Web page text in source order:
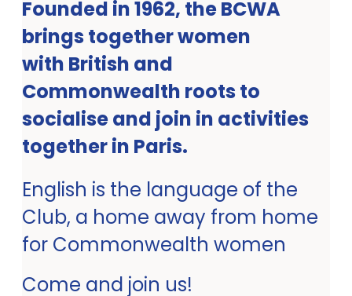
Founded in 1962, the BCWA
brings together women
with British and
Commonwealth roots to
socialise and join in activities
together in Paris.
English is the language of the
Club, a home away from home
for Commonwealth women
Come and join us!